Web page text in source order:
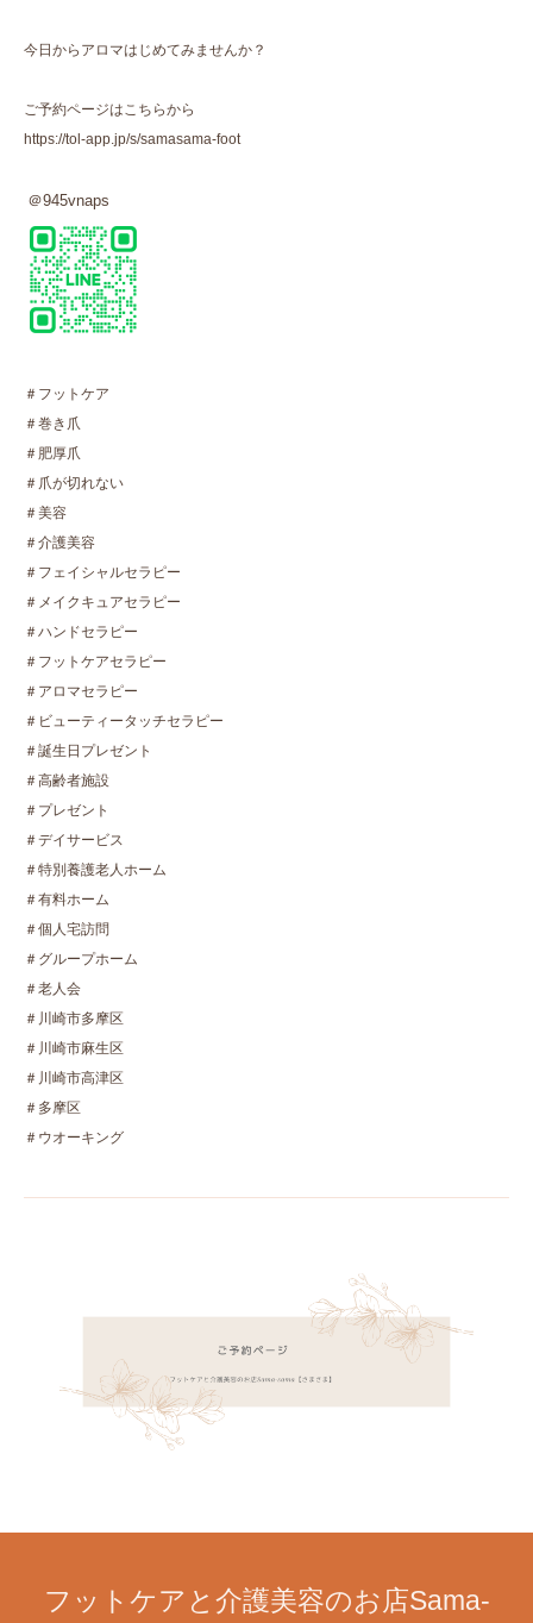
今日からアロマはじめてみませんか？
ご予約ページはこちらから
https://tol-app.jp/s/samasama-foot
＠945vnaps
＃フットケア
＃巻き爪
＃肥厚爪
＃爪が切れない
＃美容
＃介護美容
＃フェイシャルセラピー
＃メイクキュアセラピー
＃ハンドセラピー
＃フットケアセラピー
＃アロマセラピー
＃ビューティータッチセラピー
＃誕生日プレゼント
＃高齢者施設
＃プレゼント
＃デイサービス
＃特別養護老人ホーム
＃有料ホーム
＃個人宅訪問
＃グループホーム
＃老人会
＃川崎市多摩区
＃川崎市麻生区
＃川崎市高津区
＃多摩区
＃ウオーキング
フットケアと介護美容のお店Sama-